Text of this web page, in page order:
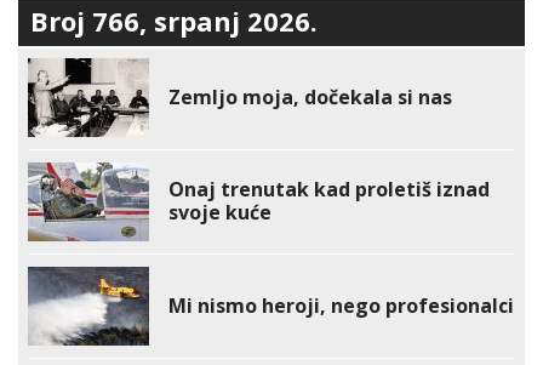
Broj 766, srpanj 2026.
Zemljo moja, dočekala si nas
Onaj trenutak kad proletiš iznad
svoje kuće
Mi nismo heroji, nego profesionalci